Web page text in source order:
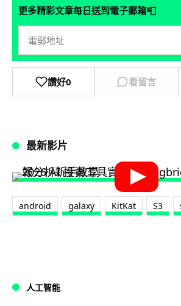
更多精彩文章每日送到電子郵箱📮
讚好0 看留言
最新影片
android galaxy KitKat S3
人工智能